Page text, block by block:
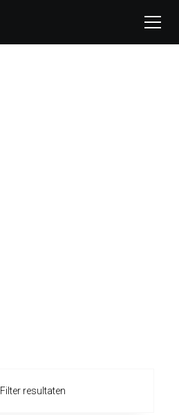
Filter resultaten